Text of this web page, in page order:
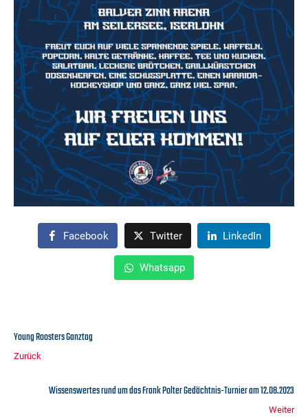
Facebook Twitter LinkedIn
Whatsapp
Young Roosters Ganztag
Zurück
Wissenswertes rund um das Frank Polter Gedächtnis-Turnier am 12.08.2023
Weiter